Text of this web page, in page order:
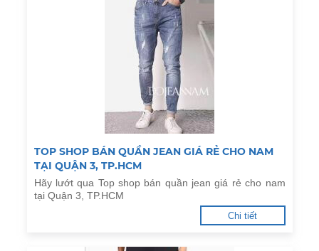
TOP SHOP BÁN QUẦN JEAN GIÁ RẺ CHO NAM
TẠI QUẬN 3, TP.HCM
Hãy lướt qua Top shop bán quần jean giá rẻ cho nam
tại Quận 3, TP.HCM
Chi tiết